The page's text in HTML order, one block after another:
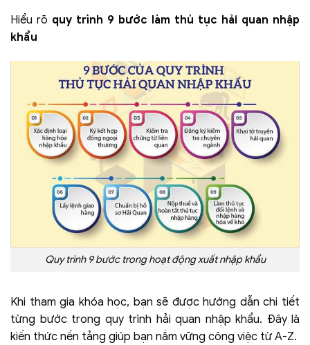
Hiểu rõ quy trình 9 bước làm thủ tục hải quan nhập
khẩu
Quy trình 9 bước trong hoạt động xuất nhập khẩu
Khi tham gia khóa học, bạn sẽ được hướng dẫn chi tiết
từng bước trong quy trình hải quan nhập khẩu. Đây là
kiến thức nền tảng giúp bạn nắm vững công việc từ A-Z.